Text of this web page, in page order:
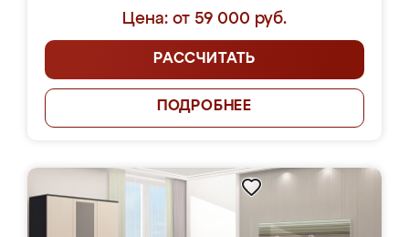
Цена: от 59 000 руб.
РАССЧИТАТЬ
ПОДРОБНЕЕ